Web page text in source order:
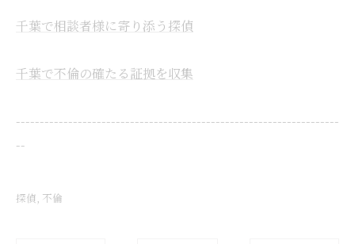
千葉で相談者様に寄り添う探偵
千葉で不倫の確たる証拠を収集
--------------------------------------------------------------------
--
探偵 不倫